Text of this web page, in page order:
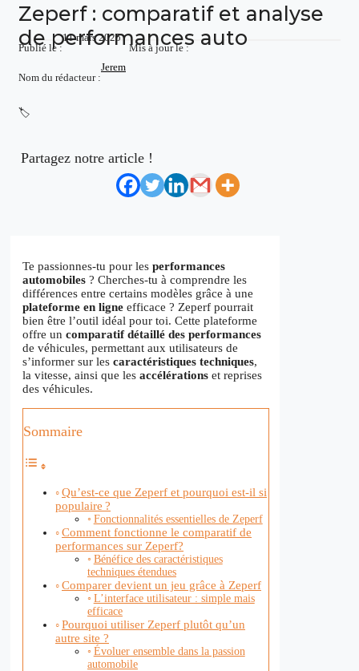
Zeperf : comparatif et analyse
de performances auto
Publié le :
11 mars 2025
Mis à jour le :
Nom du rédacteur :
Jerem
🏷️
Partagez notre article !
Te passionnes-tu pour les performances
automobiles ? Cherches-tu à comprendre les
différences entre certains modèles grâce à une
plateforme en ligne efficace ? Zeperf pourrait
bien être l’outil idéal pour toi. Cette plateforme
offre un comparatif détaillé des performances
de véhicules, permettant aux utilisateurs de
s’informer sur les caractéristiques techniques,
la vitesse, ainsi que les accélérations et reprises
des véhicules.
Sommaire
Qu’est-ce que Zeperf et pourquoi est-il si
populaire ?
Fonctionnalités essentielles de Zeperf
Comment fonctionne le comparatif de
performances sur Zeperf?
Bénéfice des caractéristiques
techniques étendues
Comparer devient un jeu grâce à Zeperf
L’interface utilisateur : simple mais
efficace
Pourquoi utiliser Zeperf plutôt qu’un
autre site ?
Évoluer ensemble dans la passion
automobile